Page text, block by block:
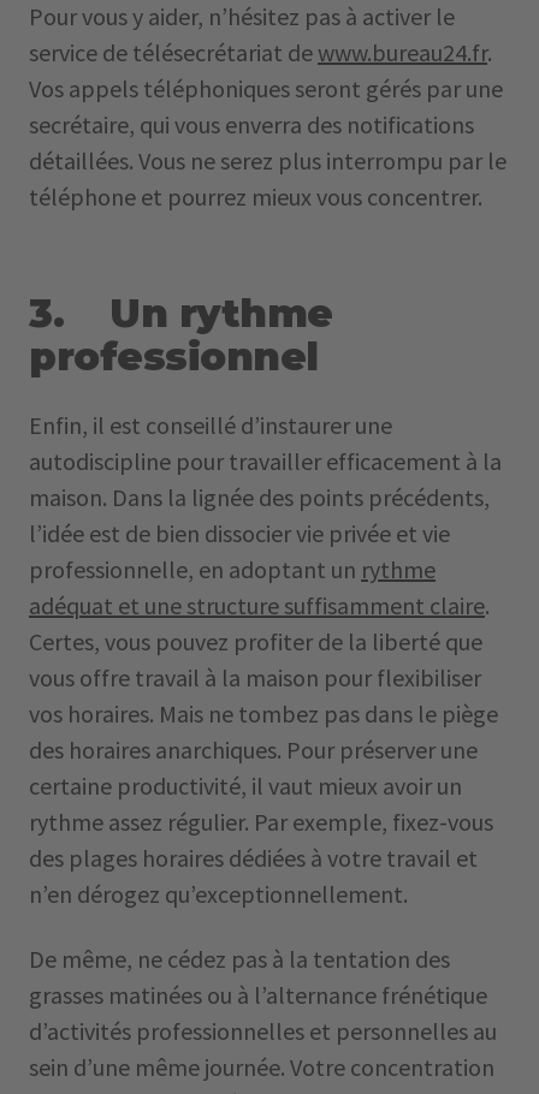
Pour vous y aider, n’hésitez pas à activer le
service de télésecrétariat dewww.bureau24.fr.
Vos appels téléphoniques seront gérés par une
secrétaire, qui vous enverra des notifications
détaillées. Vous ne serez plus interrompu par le
téléphone et pourrez mieux vous concentrer.
3. Un rythme
professionnel
Enfin, il est conseillé d’instaurer une
autodiscipline pour travailler efficacement à la
maison. Dans la lignée des points précédents,
l’idée est de bien dissocier vie privée et vie
professionnelle, en adoptant un rythme
adéquat et une structure suffisamment claire.
Certes, vous pouvez profiter de la liberté que
vous offre travail à la maison pour flexibiliser
vos horaires. Mais ne tombez pas dans le piège
des horaires anarchiques. Pour préserver une
certaine productivité, il vaut mieux avoir un
rythme assez régulier. Par exemple, fixez-vous
des plages horaires dédiées à votre travail et
n’en dérogez qu’exceptionnellement.
De même, ne cédez pas à la tentation des
grasses matinées ou à l’alternance frénétique
d’activités professionnelles et personnelles au
sein d’une même journée. Votre concentration